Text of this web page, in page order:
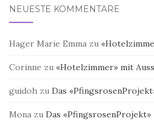
NEUESTE KOMMENTARE
Hager Marie Emma zu
Corinne zu «Hotelzimmer» mit
guidoh zu Das
Mona zu Das «PfingsrosenProjekt»